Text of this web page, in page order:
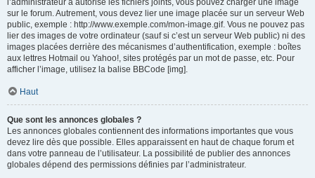
l’administrateur a autorisé les fichiers joints, vous pouvez charger une image
sur le forum. Autrement, vous devez lier une image placée sur un serveur Web
public, exemple : http://www.exemple.com/mon-image.gif. Vous ne pouvez pas
lier des images de votre ordinateur (sauf si c’est un serveur Web public) ni des
images placées derrière des mécanismes d’authentification, exemple : boîtes
aux lettres Hotmail ou Yahoo!, sites protégés par un mot de passe, etc. Pour
afficher l’image, utilisez la balise BBCode [img].
Haut
Que sont les annonces globales ?
Les annonces globales contiennent des informations importantes que vous
devez lire dès que possible. Elles apparaissent en haut de chaque forum et
dans votre panneau de l’utilisateur. La possibilité de publier des annonces
globales dépend des permissions définies par l’administrateur.